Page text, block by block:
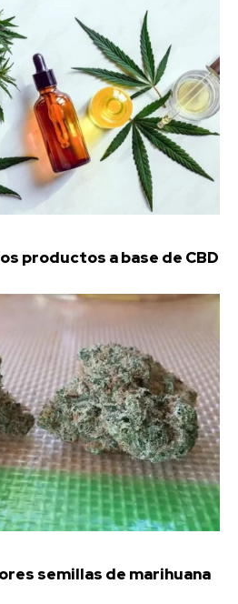
productos a base de CBD
semillas de marihuana